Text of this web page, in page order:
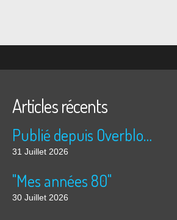
Articles récents
Publié depuis Overblog et Facebook
31 Juillet 2026
"Mes années 80"
30 Juillet 2026